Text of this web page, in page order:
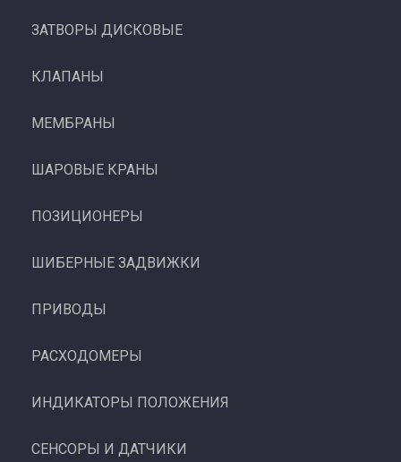
ЗАТВОРЫ ДИСКОВЫЕ
КЛАПАНЫ
МЕМБРАНЫ
ШАРОВЫЕ КРАНЫ
ПОЗИЦИОНЕРЫ
ШИБЕРНЫЕ ЗАДВИЖКИ
ПРИВОДЫ
РАСХОДОМЕРЫ
ИНДИКАТОРЫ ПОЛОЖЕНИЯ
СЕНСОРЫ И ДАТЧИКИ